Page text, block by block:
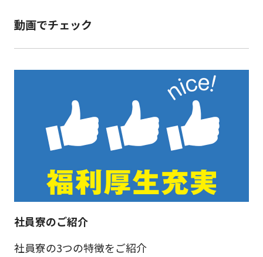
動画でチェック
社員寮のご紹介
社員寮の3つの特徴をご紹介